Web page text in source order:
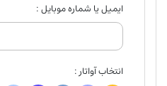
ایمیل یا شماره موبایل :
انتخاب آواتار :